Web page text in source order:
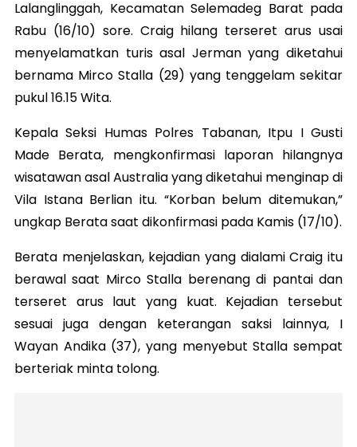
Lalanglinggah, Kecamatan Selemadeg Barat pada
Rabu (16/10) sore. Craig hilang terseret arus usai
menyelamatkan turis asal Jerman yang diketahui
bernama Mirco Stalla (29) yang tenggelam sekitar
pukul 16.15 Wita.
Kepala Seksi Humas Polres Tabanan, Itpu I Gusti
Made Berata, mengkonfirmasi laporan hilangnya
wisatawan asal Australia yang diketahui menginap di
Vila Istana Berlian itu. “Korban belum ditemukan,”
ungkap Berata saat dikonfirmasi pada Kamis (17/10).
Berata menjelaskan, kejadian yang dialami Craig itu
berawal saat Mirco Stalla berenang di pantai dan
terseret arus laut yang kuat. Kejadian tersebut
sesuai juga dengan keterangan saksi lainnya, I
Wayan Andika (37), yang menyebut Stalla sempat
berteriak minta tolong.